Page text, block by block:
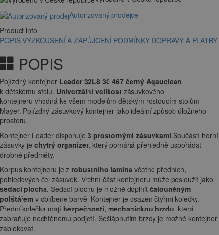
Autorizovaný prodejce
Product info
POPIS VYZKOUŠENÍ A ZAPŮJČENÍ PODMÍNKY DOPRAVY A PLATBY
POPIS
Pojízdný kontejner Leader 32L8 30 467 černý Aqauclean
k dětskému stolu. Univerzální velikost zásuvkového
kontejneru vhodná ke všem modelům dětským rostoucím stolům
Mayer. Pojízdný zásuvkový kontejner jako ideální způsob úložného
prostoru.
Kontejner Leader disponuje 3 prostornými zásuvkami.Součástí horní
zásuvky je chytrý organizer, který pomáhá přehledně uspořádat
drobné předměty.
Korpus kontejneru je z robustního lamina včetně předních,
pohledových čel zásuvek. Vrchní část kontejneru může posloužit jako
sedací plocha. Sedací plochu je možné doplnit čalouněným
polštářem v oblíbené barvě. Kontejner je osazen čtyřmi kolečky.
Přední kolečka mají bezpečností, mechanickou brzdu, která
zabraňuje nechtěnému podjetí. Sešlápnutím brzdy je možné kontejner
zablokovat.